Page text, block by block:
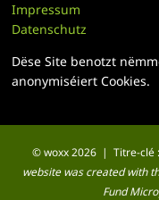
Impressum
Datenschutz
Dëse Site benotzt
anonymiséiert Cookies.
© woxx 2026 | Titre-clé
website was created with
Fund